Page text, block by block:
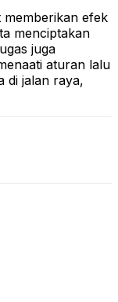
memberikan efek
menciptakan
juga
aturan lalu
di jalan raya,